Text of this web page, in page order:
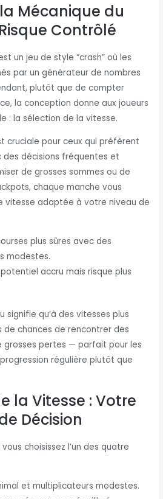
Mécanique du
Contrôlé
un jeu de style “crash” où les
par un générateur de nombres
plutôt que de compter
la conception donne aux joueurs
: la sélection de la vitesse.
cruciale pour ceux qui préfèrent
des décisions fréquentes et
de grosses sommes ou de
chaque manche vous
vitesse adaptée à votre niveau de
plus sûres avec des
modestes.
accru mais risque plus
signifie qu’à des vitesses plus
de chances de rencontrer des
grosses pertes — parfait pour les
régulière plutôt que
la Vitesse : Votre
Décision
choisissez l’un des quatre
et multiplicateurs modestes.